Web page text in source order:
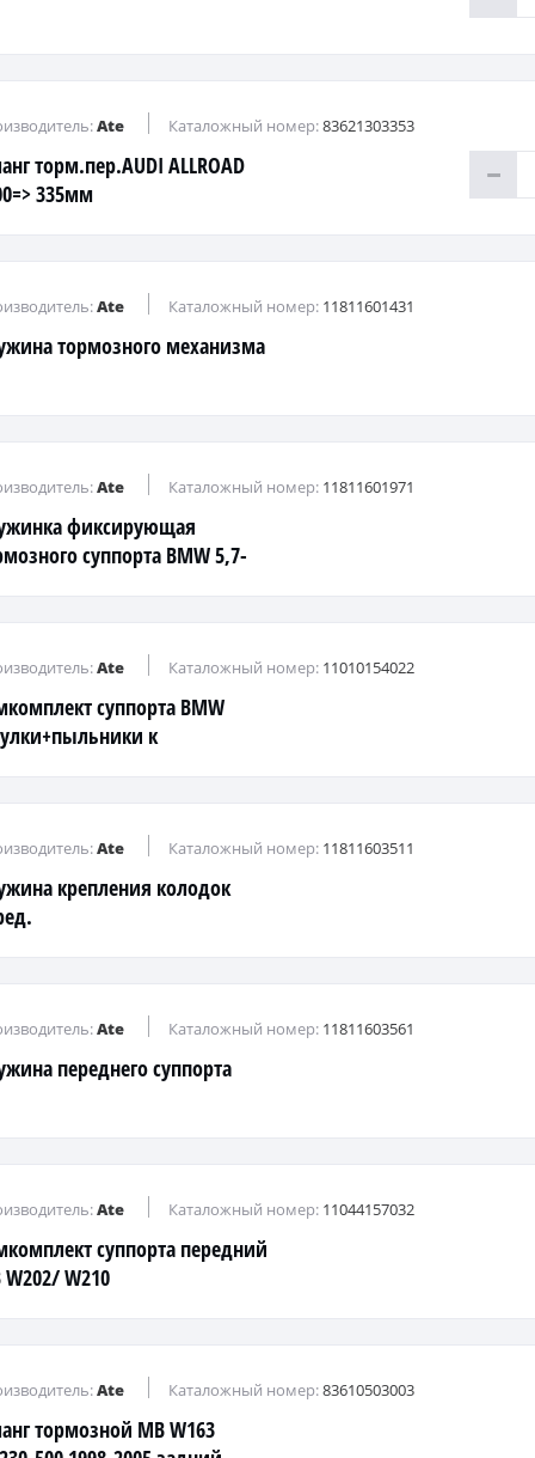
торм.пер.AUDI ALLROAD
335мм
Ate Каталожный номер:83621303353
тормозного механизма
Ate Каталожный номер: 11811601431
фиксирующая
суппорта BMW 5,7-
Ate Каталожный номер: 11811601971
суппорта BMW
к
Ate Каталожный номер: 11010154022
крепления колодок
Ate Каталожный номер: 11811603511
переднего суппорта
Ate Каталожный номер: 11811603561
суппорта передний
W210
Ate Каталожный номер: 11044157032
тормозной MB W163
Ate Каталожный номер:83610503003